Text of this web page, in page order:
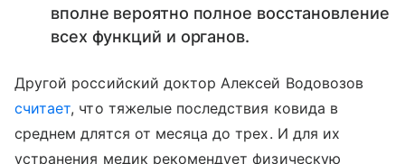
вполне вероятно полное восстановление
всех функций и органов.
Другой российский доктор Алексей Водовозов
считает, что тяжелые последствия ковида в
среднем длятся от месяца до трех. И для их
устранения медик рекомендует физическую